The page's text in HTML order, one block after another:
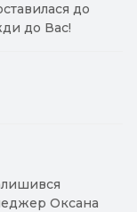
до
до Вас!
Оксана